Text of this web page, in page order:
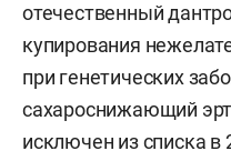
отечественный
купирования
при генетических
сахароснижающий
исключен из списка в